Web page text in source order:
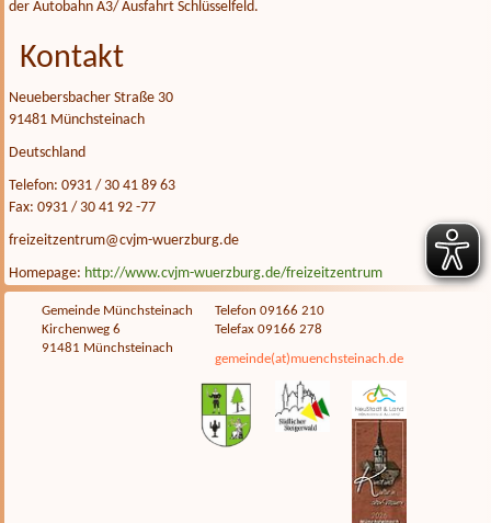
der Autobahn A3/ Ausfahrt Schlüsselfeld.
Kontakt
Neuebersbacher Straße 30
91481 Münchsteinach
Deutschland
Telefon: 0931 / 30 41 89 63
Fax: 0931 / 30 41 92 -77
freizeitzentrum@cvjm-wuerzburg.de
Homepage: http://www.cvjm-wuerzburg.de/freizeitzentrum
Gemeinde Münchsteinach
Kirchenweg 6
91481 Münchsteinach
Telefon 09166 210
Telefax 09166 278
gemeinde(at)muenchsteinach.de